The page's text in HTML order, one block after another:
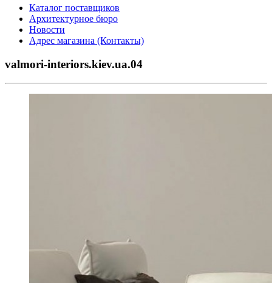
Каталог поставщиков
Архитектурное бюро
Новости
Адрес магазина (Контакты)
valmori-interiors.kiev.ua.04